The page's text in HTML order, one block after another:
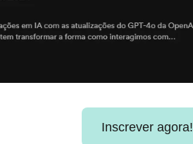
Inscrever agora!